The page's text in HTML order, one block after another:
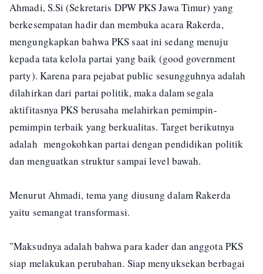
Ahmadi, S.Si (Sekretaris DPW PKS Jawa Timur) yang
berkesempatan hadir dan membuka acara Rakerda,
mengungkapkan bahwa PKS saat ini sedang menuju
kepada tata kelola partai yang baik (good government
party). Karena para pejabat public sesungguhnya adalah
dilahirkan dari partai politik, maka dalam segala
aktifitasnya PKS berusaha melahirkan pemimpin-
pemimpin terbaik yang berkualitas. Target berikutnya
adalah mengokohkan partai dengan pendidikan politik
dan menguatkan struktur sampai level bawah.
Menurut Ahmadi, tema yang diusung dalam Rakerda
yaitu semangat transformasi.
"Maksudnya adalah bahwa para kader dan anggota PKS
siap melakukan perubahan. Siap menyuksekan berbagai